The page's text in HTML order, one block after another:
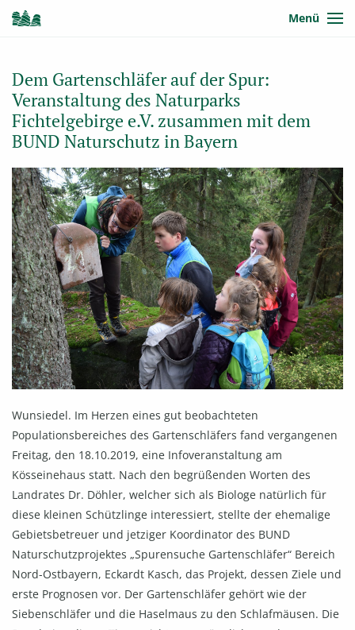
Menü
Dem Gartenschläfer auf der Spur:
Veranstaltung des Naturparks
Fichtelgebirge e.V. zusammen mit dem
BUND Naturschutz in Bayern
Wunsiedel. Im Herzen eines gut beobachteten
Populationsbereiches des Gartenschläfers fand vergangenen
Freitag, den 18.10.2019, eine Infoveranstaltung am
Kösseinehaus statt. Nach den begrüßenden Worten des
Landrates Dr. Döhler, welcher sich als Biologe natürlich für
diese kleinen Schützlinge interessiert, stellte der ehemalige
Gebietsbetreuer und jetziger Koordinator des BUND
Naturschutzprojektes „Spurensuche Gartenschläfer“ Bereich
Nord-Ostbayern, Eckardt Kasch, das Projekt, dessen Ziele und
erste Prognosen vor. Der Gartenschläfer gehört wie der
Siebenschläfer und die Haselmaus zu den Schlafmäusen. Die